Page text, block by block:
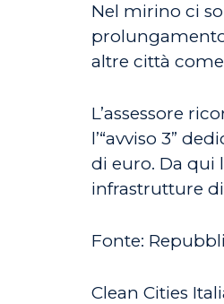
Nel mirino ci
altre città
L’assessore
l’“avviso 3”
di euro. Da qui
infrastrutture
Fonte:
Clean Cities